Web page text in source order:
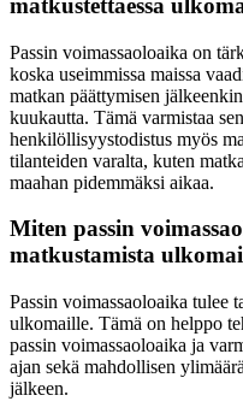
matkustettaessa
Passin voimassaoloaika on
koska useimmissa maissa
matkan päättymisen
kuukautta. Tämä varmistaa
henkilöllisyystodistus myös
tilanteiden varalta, kuten
maahan pidemmäksi aikaa.
Miten passin
matkustamista
Passin voimassaoloaika tulee
ulkomaille. Tämä on helppo
passin voimassaoloaika ja
ajan sekä mahdollisen
jälkeen.